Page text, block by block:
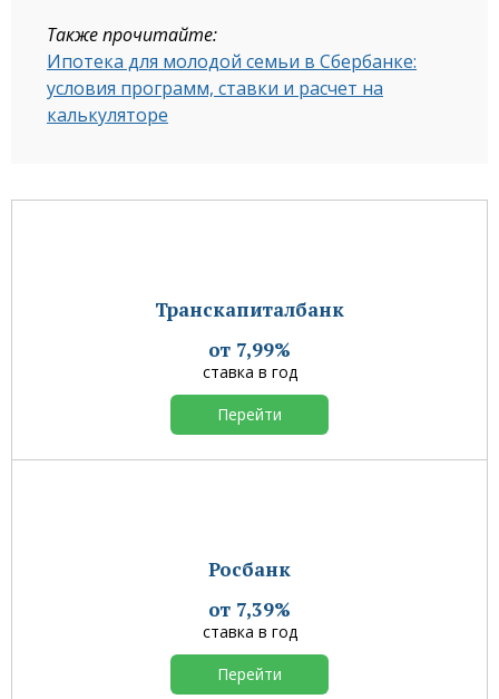
Также прочитайте:
Ипотека для молодой семьи в Сбербанке:
условия программ, ставки и расчет на
калькуляторе
Транскапиталбанк
от 7,99%
ставка в год
Перейти
Росбанк
от 7,39%
ставка в год
Перейти